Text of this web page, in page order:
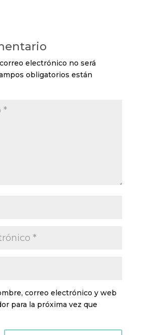
electrónico no será
obligatorios están
correo electrónico y web
para la próxima vez que